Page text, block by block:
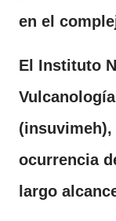
en el
El Instituto
ocurrencia
largo